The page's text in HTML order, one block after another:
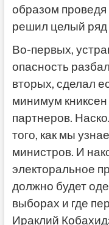
образом
решил целый ряд
Во-первых,
опасность
вторых, сделал
минимум
партнеров.
того, как мы
министров. И
электоральное
должно будет
выборах и где
Ираклий